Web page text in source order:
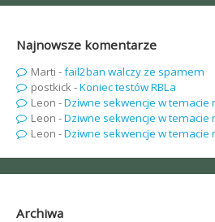
Najnowsze komentarze
Marti -fail2ban walczy ze spamem
postkick-Koniec testów RBLa
Leon -Dziwne sekwencje w temacie
Leon -Dziwne sekwencje w temacie
Leon -Dziwne sekwencje w temacie
Archiwa